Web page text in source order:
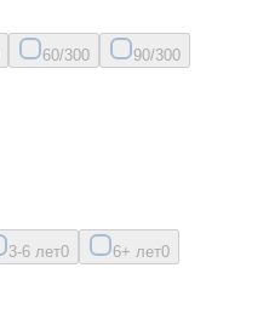
60/300 90/300
3-6 лет0 6+ лет0